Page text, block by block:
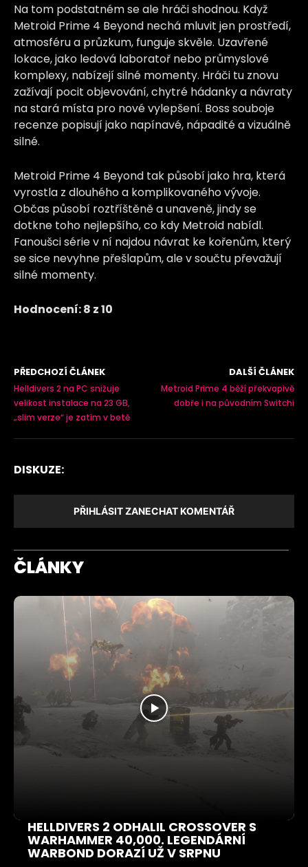
Na tom podstatném se ale hráči shodnou. Když
Metroid Prime 4 Beyond nechá mluvit jen prostředí,
atmosféru a průzkum, funguje skvěle. Uzavřené
lokace, jako ledová laboratoř nebo průmyslové
komplexy, nabízejí silné momenty. Hráči tu znovu
zažívají pocit objevování, chytré hádanky a návraty
na stará místa pro nové vylepšení. Boss souboje
recenze popisují jako napínavé, nápadité a vizuálně
silné.
Metroid Prime 4 Beyond tak působí jako hra, která
vyrostla z dlouhého a komplikovaného vývoje.
Občas působí roztříštěně a unaveně, jindy se
dotkne toho nejlepšího, co kdy Metroid nabídl.
Fanoušci série v ní najdou návrat ke kořenům, který
se sice nevyhne přešlapům, ale v součtu převažují
silné momenty.
Hodnocení: 8 z 10
PŘEDCHOZÍ ČLÁNEK
Helldivers 2 na PC snižuje
velikost instalace na 23 GB,
„slim verze“ je zatím v betě
DALŠÍ ČLÁNEK
Metroid Prime 4 běží překvapivě
dobře i na původním Switchi
DISKUZE:
PŘIHLÁSIT ZANECHAT KOMENTÁŘ
ČLÁNKY
HELLDIVERS 2 ODHALIL CROSSOVER S
WARHAMMER 40,000. LEGENDÁRNÍ
WARBOND DORAZÍ UŽ V SRPNU